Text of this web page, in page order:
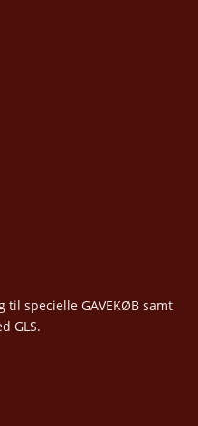
til specielle GAVEKØB samt
GLS.